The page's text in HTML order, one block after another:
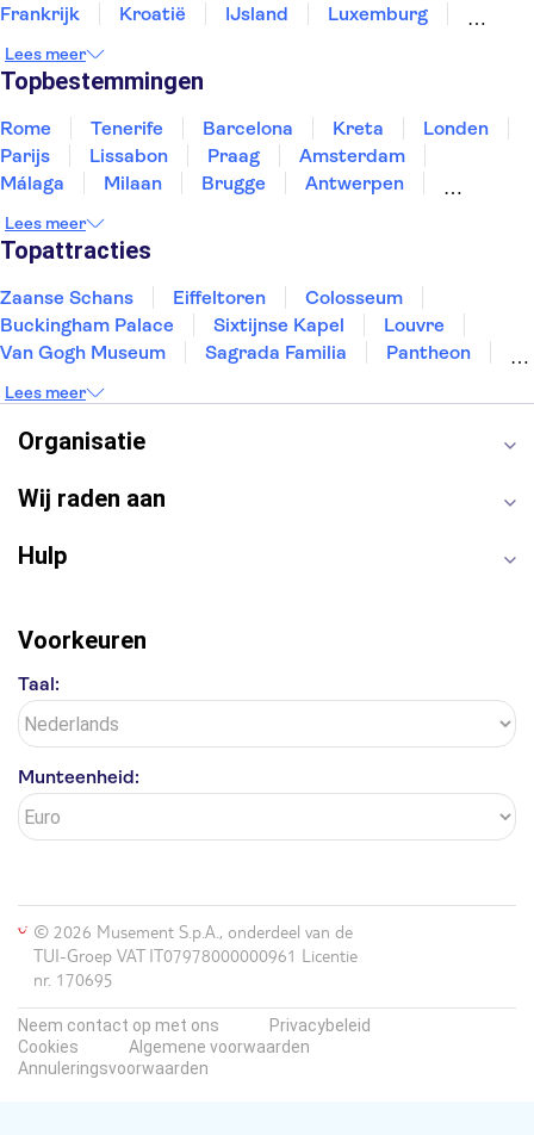
Frankrijk
Kroatië IJsland
Luxemburg
Slovenië
Thailand
Lees meer
Topbestemmingen
Rome Tenerife Barcelona Kreta
Londen
Parijs
Lissabon Praag
Amsterdam
Málaga
Milaan Brugge
Antwerpen
Eindhoven
Lees meer
Topattracties
Zaanse Schans Eiffeltoren
Colosseum
Buckingham Palace
Sixtijnse Kapel
Louvre
Van Gogh Museum
Sagrada Familia
Pantheon
Keukenhof
ARTIS
Edinburgh Castle
Alcatraz
Park Güell
Antelope Canyon
Lees meer
Organisatie
Wij raden aan
Hulp
Voorkeuren
Taal:
Munteenheid:
© 2026 Musement S.p.A., onderdeel van de
TUI-Groep VAT IT07978000000961 Licentie
nr. 170695
Neem contact op met ons
Privacybeleid
Cookies
Algemene voorwaarden
Annuleringsvoorwaarden